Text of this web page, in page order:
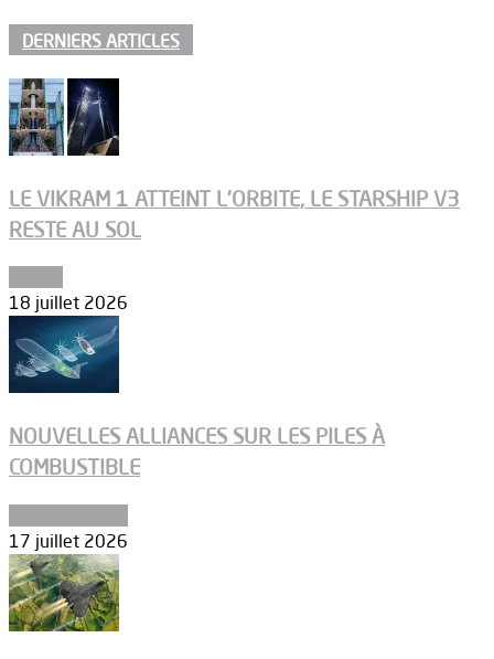
DERNIERS ARTICLES
LE VIKRAM 1 ATTEINT L’ORBITE, LE STARSHIP V3
RESTE AU SOL
18 juillet 2026
NOUVELLES ALLIANCES SUR LES PILES À
COMBUSTIBLE
17 juillet 2026